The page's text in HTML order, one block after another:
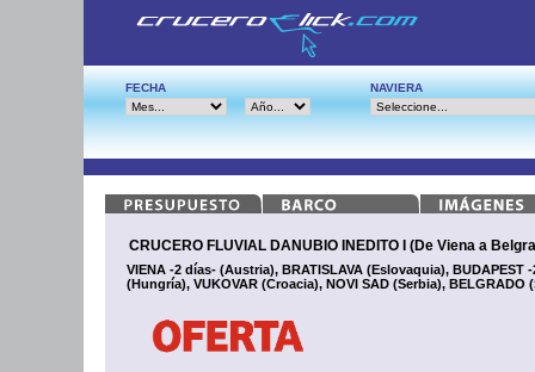
FECHA NAVIERA
CRUCERO FLUVIAL DANUBIO INEDITO I (De Viena a
VIENA -2 días- (Austria), BRATISLAVA (Eslovaquia), BUDAPEST
(Hungría), VUKOVAR (Croacia), NOVI SAD (Serbia), BELGRADO